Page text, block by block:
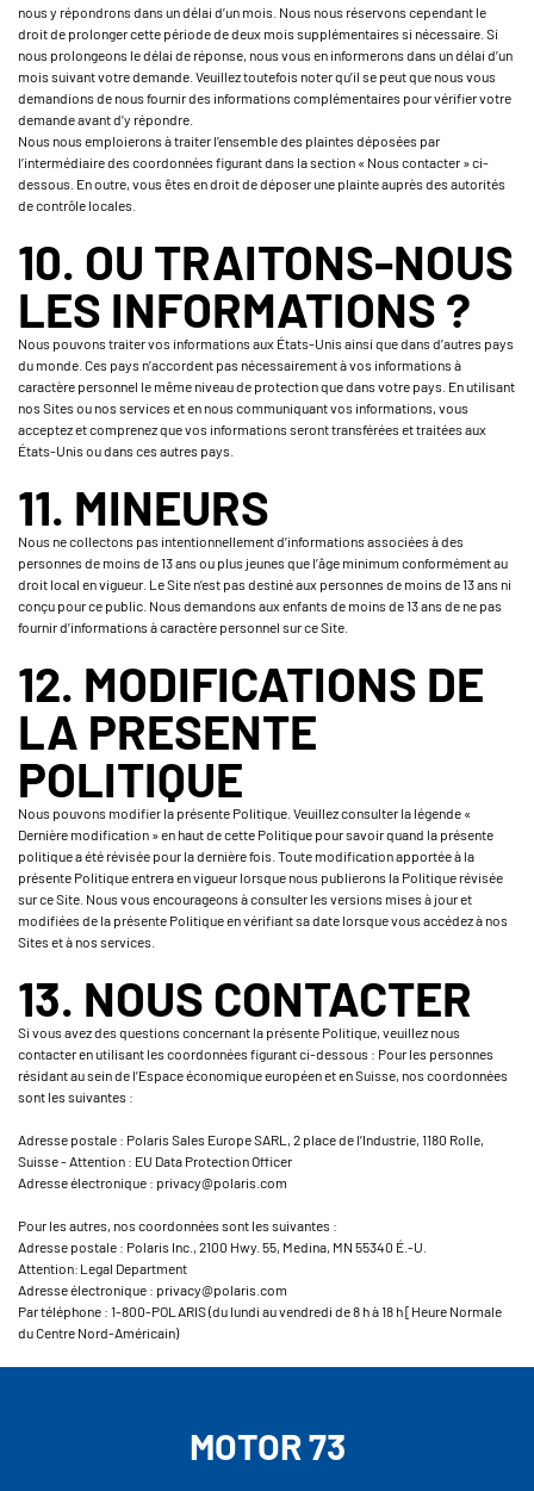
nous y répondrons dans un délai d’un mois. Nous nous réservons cependant le
droit de prolonger cette période de deux mois supplémentaires si nécessaire. Si
nous prolongeons le délai de réponse, nous vous en informerons dans un délai d’un
mois suivant votre demande. Veuillez toutefois noter qu’il se peut que nous vous
demandions de nous fournir des informations complémentaires pour vérifier votre
demande avant d’y répondre.
Nous nous emploierons à traiter l’ensemble des plaintes déposées par
l’intermédiaire des coordonnées figurant dans la section « Nous contacter » ci-
dessous. En outre, vous êtes en droit de déposer une plainte auprès des autorités
de contrôle locales.
10. OU TRAITONS-NOUS
LES INFORMATIONS ?
Nous pouvons traiter vos informations aux États-Unis ainsi que dans d’autres pays
du monde. Ces pays n’accordent pas nécessairement à vos informations à
caractère personnel le même niveau de protection que dans votre pays. En utilisant
nos Sites ou nos services et en nous communiquant vos informations, vous
acceptez et comprenez que vos informations seront transférées et traitées aux
États-Unis ou dans ces autres pays.
11. MINEURS
Nous ne collectons pas intentionnellement d’informations associées à des
personnes de moins de 13 ans ou plus jeunes que l’âge minimum conformément au
droit local en vigueur. Le Site n’est pas destiné aux personnes de moins de 13 ans ni
conçu pour ce public. Nous demandons aux enfants de moins de 13 ans de ne pas
fournir d’informations à caractère personnel sur ce Site.
12. MODIFICATIONS DE
LA PRESENTE
POLITIQUE
Nous pouvons modifier la présente Politique. Veuillez consulter la légende «
Dernière modification » en haut de cette Politique pour savoir quand la présente
politique a été révisée pour la dernière fois. Toute modification apportée à la
présente Politique entrera en vigueur lorsque nous publierons la Politique révisée
sur ce Site. Nous vous encourageons à consulter les versions mises à jour et
modifiées de la présente Politique en vérifiant sa date lorsque vous accédez à nos
Sites et à nos services.
13. NOUS CONTACTER
Si vous avez des questions concernant la présente Politique, veuillez nous
contacter en utilisant les coordonnées figurant ci-dessous : Pour les personnes
résidant au sein de l’Espace économique européen et en Suisse, nos coordonnées
sont les suivantes :
Adresse postale : Polaris Sales Europe SARL, 2 place de l’Industrie, 1180 Rolle,
Suisse - Attention : EU Data Protection Officer
Adresse électronique : privacy@polaris.com
Pour les autres, nos coordonnées sont les suivantes :
Adresse postale : Polaris Inc., 2100 Hwy. 55, Medina, MN 55340 É.-U.
Attention: Legal Department
Adresse électronique : privacy@polaris.com
Par téléphone : 1-800-POLARIS (du lundi au vendredi de 8 h à 18 h [Heure Normale
du Centre Nord-Américain)
MOTOR 73